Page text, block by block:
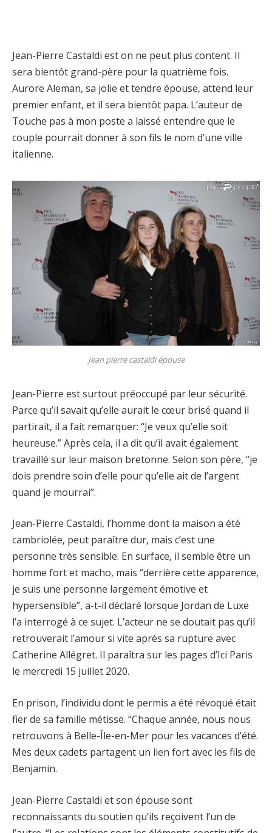
Jean-Pierre Castaldi est on ne peut plus content. Il
sera bientôt grand-père pour la quatrième fois.
Aurore Aleman, sa jolie et tendre épouse, attend leur
premier enfant, et il sera bientôt papa. L’auteur de
Touche pas à mon poste a laissé entendre que le
couple pourrait donner à son fils le nom d’une ville
italienne.
Jean pierre castaldi épouse
Jean-Pierre est surtout préoccupé par leur sécurité.
Parce qu’il savait qu’elle aurait le cœur brisé quand il
partirait, il a fait remarquer: “Je veux qu’elle soit
heureuse.” Après cela, il a dit qu’il avait également
travaillé sur leur maison bretonne. Selon son père, “je
dois prendre soin d’elle pour qu’elle ait de l’argent
quand je mourrai”.
Jean-Pierre Castaldi, l’homme dont la maison a été
cambriolée, peut paraître dur, mais c’est une
personne très sensible. En surface, il semble être un
homme fort et macho, mais “derrière cette apparence,
je suis une personne largement émotive et
hypersensible”, a-t-il déclaré lorsque Jordan de Luxe
l’a interrogé à ce sujet. L’acteur ne se doutait pas qu’il
retrouverait l’amour si vite après sa rupture avec
Catherine Allégret. Il paraîtra sur les pages d’Ici Paris
le mercredi 15 juillet 2020.
En prison, l’individu dont le permis a été révoqué était
fier de sa famille métisse. “Chaque année, nous nous
retrouvons à Belle-Île-en-Mer pour les vacances d’été.
Mes deux cadets partagent un lien fort avec les fils de
Benjamin.
Jean-Pierre Castaldi et son épouse sont
reconnaissants du soutien qu’ils reçoivent l’un de